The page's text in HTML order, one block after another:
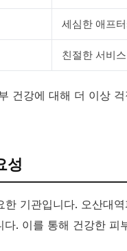
세심한 애프
친절한 서비
건강에 대해 더 이상
성
기관입니다. 오산대
다. 이를 통해 건강한 피